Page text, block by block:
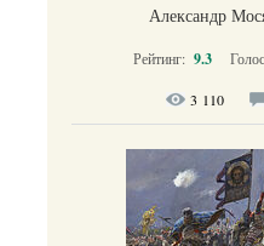
Александр
Рейтинг: 9.3
3 110